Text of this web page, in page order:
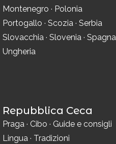
Montenegro · Polonia
Portogallo · Scozia · Serbia
Slovacchia · Slovenia · Spagna
Ungheria
Repubblica Ceca
Praga · Cibo · Guide e consigli
Lingua · Tradizioni